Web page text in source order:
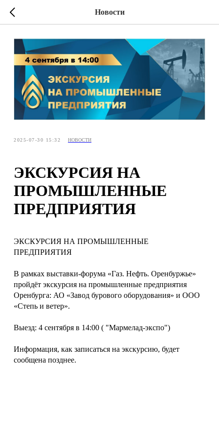
Новости
2025-07-30 15:32 НОВОСТИ
ЭКСКУРСИЯ НА
ПРОМЫШЛЕННЫЕ
ПРЕДПРИЯТИЯ
ЭКСКУРСИЯ НА ПРОМЫШЛЕННЫЕ
ПРЕДПРИЯТИЯ
В рамках выставки-форума «Газ. Нефть. Оренбуржье»
пройдёт экскурсия на промышленные предприятия
Оренбурга: АО «Завод бурового оборудования» и ООО
«Степь и ветер».
Выезд: 4 сентября в 14:00 ( "Мармелад-экспо")
Информация, как записаться на экскурсию, будет
сообщена позднее.